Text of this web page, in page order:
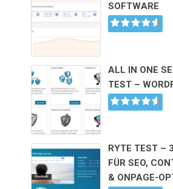
SOFTWARE
ALL IN ONE
TEST –
RYTE TEST –
FÜR SEO,
& ONPAGE-